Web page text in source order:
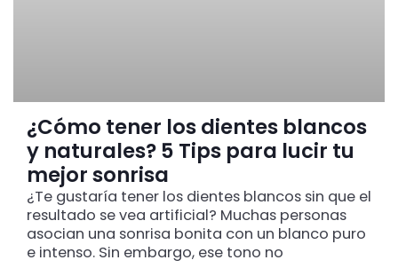
¿Cómo tener los dientes blancos
y naturales? 5 Tips para lucir tu
mejor sonrisa
¿Te gustaría tener los dientes blancos sin que el
resultado se vea artificial? Muchas personas
asocian una sonrisa bonita con un blanco puro
e intenso. Sin embargo, ese tono no